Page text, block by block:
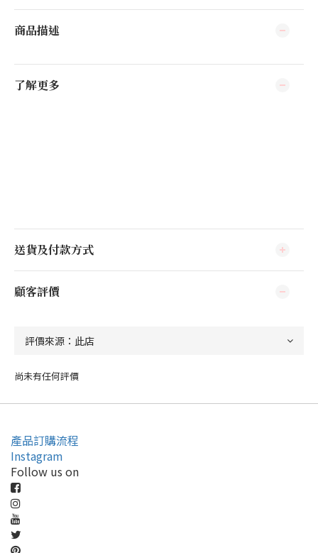
商品描述
了解更多
送貨及付款方式
顧客評價
尚未有任何評價
產品訂購流程
Instagram
Follow us on